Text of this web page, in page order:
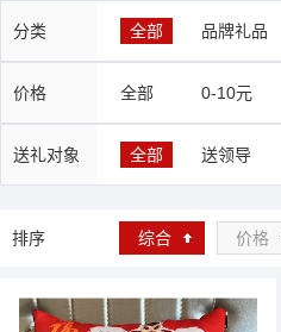
分类 全部 品牌礼品
价格 全部 0-10元
送礼对象 全部 送领导
排序 综合 价格